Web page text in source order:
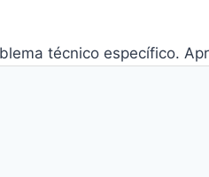
técnico específico.